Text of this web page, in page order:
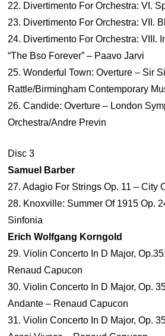
22. Divertimento For Orchestra: VI.
23. Divertimento For Orchestra: VII.
24. Divertimento For Orchestra: VIII.
“The Bso Forever” – Paavo Jarvi
25. Wonderful Town: Overture – Sir
Rattle/Birmingham Contemporary
26. Candide: Overture – London
Orchestra/Andre Previn
Disc 3
Samuel Barber
27. Adagio For Strings Op. 11 – City
28. Knoxville: Summer Of 1915 Op.
Sinfonia
Erich Wolfgang Korngold
29. Violin Concerto In D Major,
Renaud Capucon
30. Violin Concerto In D Major, Op.
Andante – Renaud Capucon
31. Violin Concerto In D Major, Op.